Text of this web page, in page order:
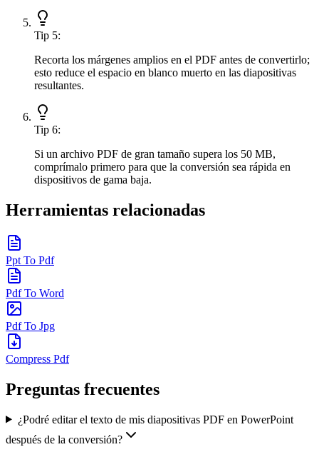
Tip 5:
Recorta los márgenes amplios en el PDF antes de convertirlo;
esto reduce el espacio en blanco muerto en las diapositivas
resultantes.
Tip 6:
Si un archivo PDF de gran tamaño supera los 50 MB,
comprímalo primero para que la conversión sea rápida en
dispositivos de gama baja.
Herramientas relacionadas
Ppt To Pdf
Pdf To Word
Pdf To Jpg
Compress Pdf
Preguntas frecuentes
¿Podré editar el texto de mis diapositivas PDF en PowerPoint
después de la conversión?